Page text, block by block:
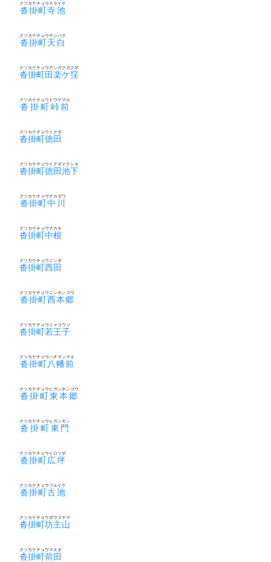
沓掛町寺池
クツカケチョウテライケ
沓掛町天白
クツカケチョウテンパク
沓掛町田楽ケ窪
クツカケチョウデンガクガクボ
沓掛町峠前
クツカケチョウトウゲマエ
沓掛町徳田
クツカケチョウトクダ
沓掛町徳田池下
クツカケチョウトクダイケシタ
沓掛町中川
クツカケチョウナカガワ
沓掛町中根
クツカケチョウナカネ
沓掛町西田
クツカケチョウニシダ
沓掛町西本郷
クツカケチョウニシホンゴウ
沓掛町若王子
クツカケチョウニャコウジ
沓掛町八幡前
クツカケチョウハチマンマエ
沓掛町東本郷
クツカケチョウヒガシホンゴウ
沓掛町東門
クツカケチョウヒガシモン
沓掛町広坪
クツカケチョウヒロツボ
沓掛町古池
クツカケチョウフルイケ
沓掛町坊主山
クツカケチョウボウズヤマ
沓掛町前田
クツカケチョウマエダ